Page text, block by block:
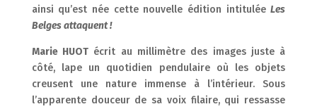
ainsi qu’est née cette nouvelle édition intituléeLes
Belges attaquent !
Marie HUOT écrit au millimètre des images juste à
côté, lape un quotidien pendulaire où les objets
creusent une nature immense à l’intérieur. Sous
l’apparente douceur de sa voix filaire, qui ressasse